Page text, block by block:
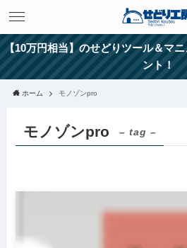
【10万円相当】のせどりツール＆マ
ント！
ホーム モノゾンpro
モノゾンpro – tag –